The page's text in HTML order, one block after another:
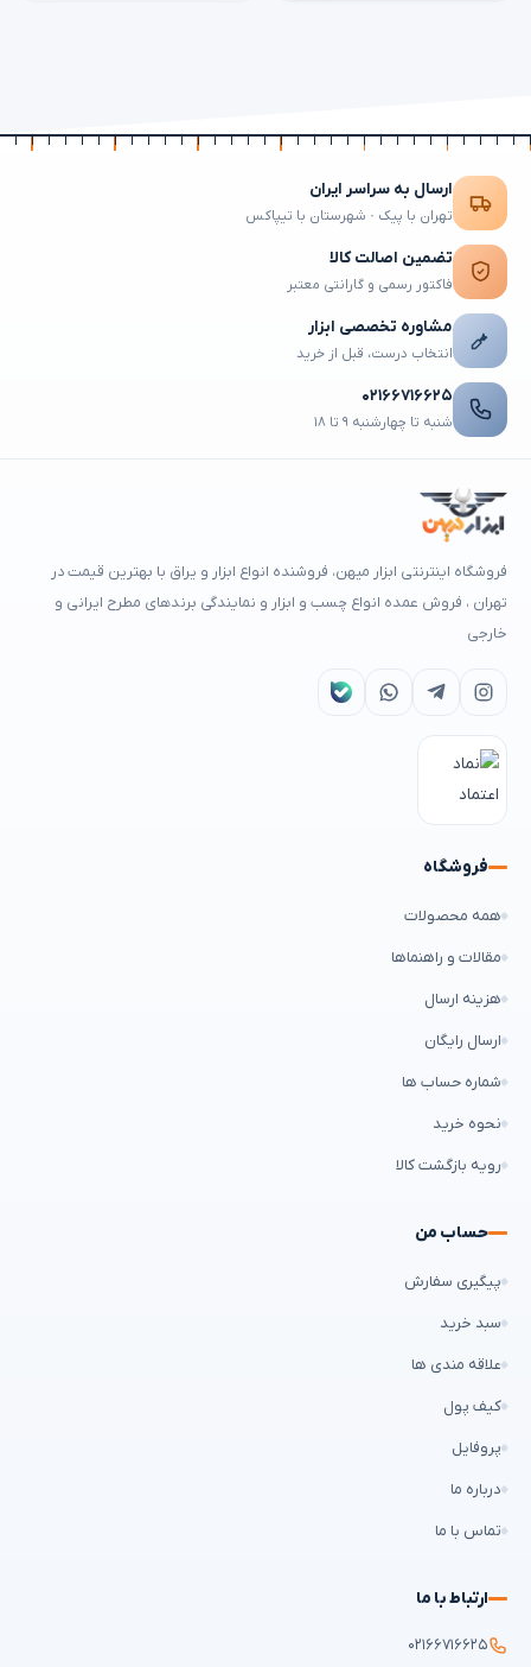
ارسال به سراسر ایران
تهران با پیک · شهرستان با تیپاکس
تضمین اصالت کالا
فاکتور رسمی و گارانتی معتبر
مشاوره تخصصی ابزار
انتخاب درست، قبل از خرید
۰۲۱۶۶۷۱۶۶۲۵
شنبه تا چهارشنبه ۹ تا ۱۸
فروشگاه اینترنتی ابزار میهن، فروشنده انواع ابزار و یراق با بهترین قیمت در
تهران ، فروش عمده انواع چسب و ابزار و نمایندگی برندهای مطرح ایرانی و
خارجی
فروشگاه
همه محصولات
مقالات و راهنماها
هزینه ارسال
ارسال رایگان
شماره حساب ها
نحوه خرید
رویه بازگشت کالا
حساب من
پیگیری سفارش
سبد خرید
علاقه مندی ها
کیف پول
پروفایل
درباره ما
تماس با ما
ارتباط با ما
۰۲۱۶۶۷۱۶۶۲۵